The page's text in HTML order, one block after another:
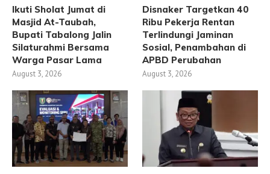
Ikuti Sholat Jumat di
Masjid At-Taubah,
Bupati Tabalong Jalin
Silaturahmi Bersama
Warga Pasar Lama
August 3, 2026
Disnaker Targetkan 40
Ribu Pekerja Rentan
Terlindungi Jaminan
Sosial, Penambahan di
APBD Perubahan
August 3, 2026